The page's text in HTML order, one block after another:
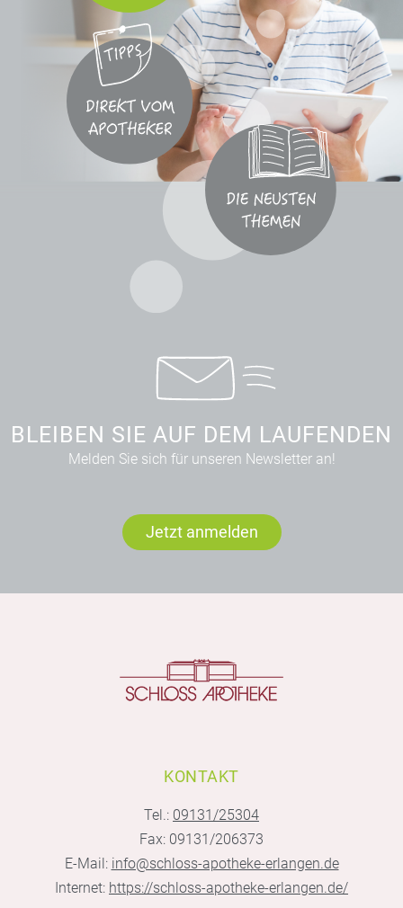
BLEIBEN SIE AUF DEM LAUFENDEN
Melden Sie sich für unseren Newsletter an!
Jetzt anmelden
KONTAKT
Tel.: 09131/25304
Fax: 09131/206373
E-Mail: info@schloss-apotheke-erlangen.de
Internet: https://schloss-apotheke-erlangen.de/